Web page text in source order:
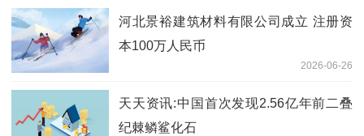
河北景裕建筑材料有限公司成立 注册资
本100万人民币
2026-06-26
天天资讯:中国首次发现2.56亿年前二叠
纪棘鳞鲨化石